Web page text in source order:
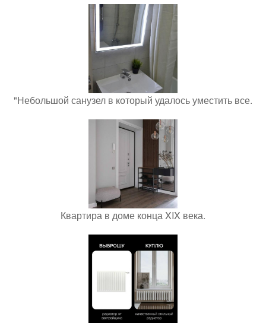
"Небольшой санузел в который удалось уместить все.
Квартира в доме конца XIX века.